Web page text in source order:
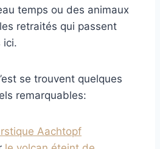
temps ou des animaux
retraités qui passent
ici.
se trouvent quelques
remarquables:
Aachtopf